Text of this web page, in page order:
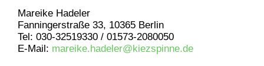
Mareike Hadeler
Fanningerstraße 33, 10365 Berlin
Tel: 030-32519330 / 01573-2080050
E-Mail: mareike.hadeler@kiezspinne.de